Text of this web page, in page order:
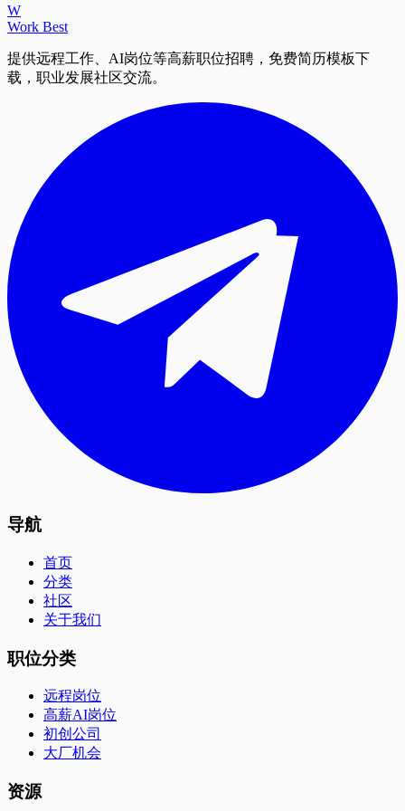
W
Work Best
提供远程工作、AI岗位等高薪职位招聘，免费简历模板下
载，职业发展社区交流。
导航
首页
分类
社区
关于我们
职位分类
远程岗位
高薪AI岗位
初创公司
大厂机会
资源